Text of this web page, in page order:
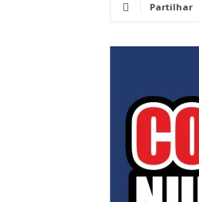
Partilhar